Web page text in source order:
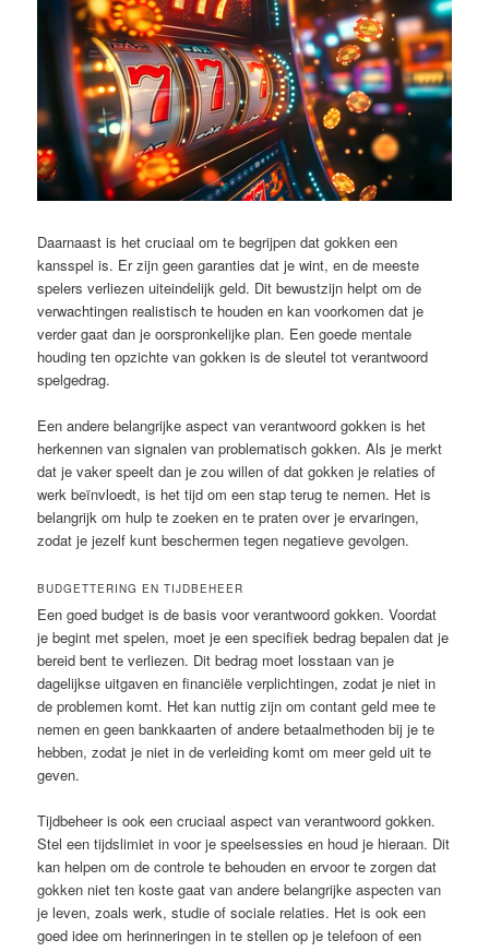
Daarnaast is het cruciaal om te begrijpen dat gokken een
kansspel is. Er zijn geen garanties dat je wint, en de meeste
spelers verliezen uiteindelijk geld. Dit bewustzijn helpt om de
verwachtingen realistisch te houden en kan voorkomen dat je
verder gaat dan je oorspronkelijke plan. Een goede mentale
houding ten opzichte van gokken is de sleutel tot verantwoord
spelgedrag.
Een andere belangrijke aspect van verantwoord gokken is het
herkennen van signalen van problematisch gokken. Als je merkt
dat je vaker speelt dan je zou willen of dat gokken je relaties of
werk beïnvloedt, is het tijd om een stap terug te nemen. Het is
belangrijk om hulp te zoeken en te praten over je ervaringen,
zodat je jezelf kunt beschermen tegen negatieve gevolgen.
BUDGETTERING EN TIJDBEHEER
Een goed budget is de basis voor verantwoord gokken. Voordat
je begint met spelen, moet je een specifiek bedrag bepalen dat je
bereid bent te verliezen. Dit bedrag moet losstaan van je
dagelijkse uitgaven en financiële verplichtingen, zodat je niet in
de problemen komt. Het kan nuttig zijn om contant geld mee te
nemen en geen bankkaarten of andere betaalmethoden bij je te
hebben, zodat je niet in de verleiding komt om meer geld uit te
geven.
Tijdbeheer is ook een cruciaal aspect van verantwoord gokken.
Stel een tijdslimiet in voor je speelsessies en houd je hieraan. Dit
kan helpen om de controle te behouden en ervoor te zorgen dat
gokken niet ten koste gaat van andere belangrijke aspecten van
je leven, zoals werk, studie of sociale relaties. Het is ook een
goed idee om herinneringen in te stellen op je telefoon of een